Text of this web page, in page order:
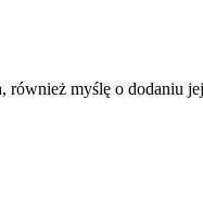
również myślę o dodaniu